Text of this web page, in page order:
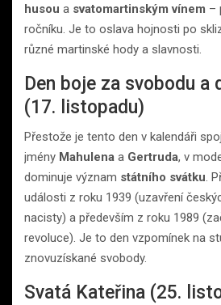
husou a svatomartinským vínem –
ročníku. Je to oslava hojnosti po
různé martinské hody a slavnosti.
Den boje za svobodu a
(17. listopadu)
Přestože je tento den v kalendáři
jmény Mahulena a Gertruda, v
dominuje význam státního svátku .
události z roku 1939 (uzavření
nacisty) a především z roku 1989
revoluce). Je to den vzpomínek na
znovuzískané svobody.
Svatá Kateřina (25.